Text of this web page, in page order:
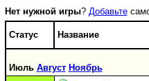
Нет нужной игры? Добавьте
Статус Название
Июль Август Ноябрь